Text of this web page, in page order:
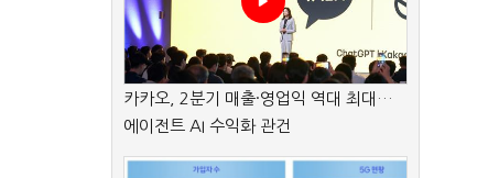
카카오, 2분기 매출·영업익 역대 최대…
에이전트 AI 수익화 관건